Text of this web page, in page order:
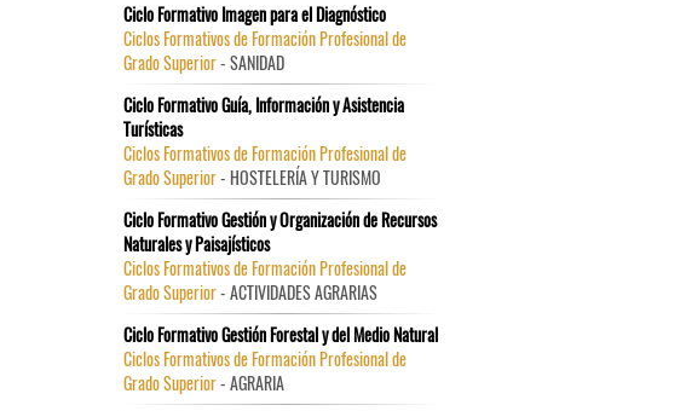
Ciclo Formativo Imagen para el Diagnóstico
Ciclos Formativos de Formación Profesional de
Grado Superior- SANIDAD
Ciclo Formativo Guía, Información y Asistencia
Turísticas
Ciclos Formativos de Formación Profesional de
Grado Superior- HOSTELERÍA Y TURISMO
Ciclo Formativo Gestión y Organización de Recursos
Naturales y Paisajísticos
Ciclos Formativos de Formación Profesional de
Grado Superior- ACTIVIDADES AGRARIAS
Ciclo Formativo Gestión Forestal y del Medio Natural
Ciclos Formativos de Formación Profesional de
Grado Superior- AGRARIA